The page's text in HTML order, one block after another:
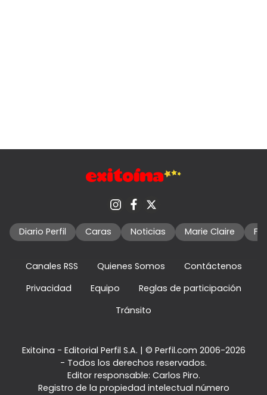
Diario Perfil Caras Noticias Marie Claire
Canales RSS Quienes Somos
Contáctenos
Privacidad
Equipo
Reglas de participación
Tránsito
Exitoina - Editorial Perfil S.A. | © Perfil.com 2006-2026
- Todos los derechos reservados.
Editor responsable: Carlos Piro.
Registro de la propiedad intelectual número